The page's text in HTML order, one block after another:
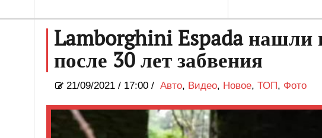
Lamborghini Espada нашли
после 30 лет забвения
21/09/2021/ 17:00 / Авто, Видео, Новое, ТОП, Фото